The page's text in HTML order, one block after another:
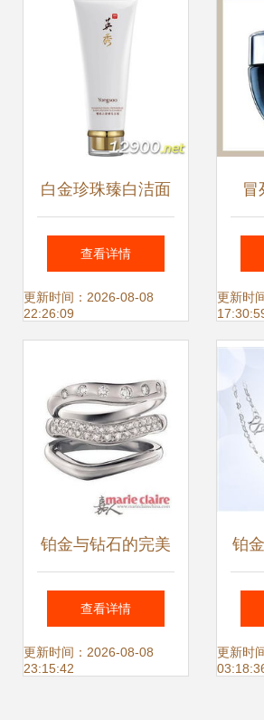
白金珍珠臻白洁面
膏120ml 铂金版焕
亮洁面新体验
查看详情
更新时间：2026-08-08
22:26:09
冒
品
更新时
铂金与钻石的完美
搭配 顶级婚戒品牌
盘点
查看详情
更新时间：2026-08-08
23:15:42
铂
对
更新时